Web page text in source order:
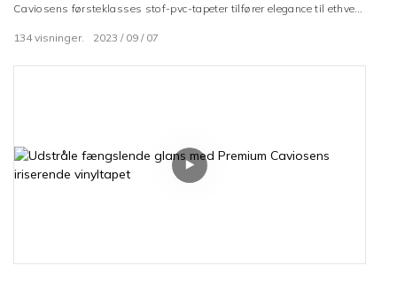
Caviosens førsteklasses stof-pvc-tapeter tilfører elegance til ethvert
med en følelse af avancerede tekstiler. Innovativt konstrueret med B1
2023 09 07
134 visninger.